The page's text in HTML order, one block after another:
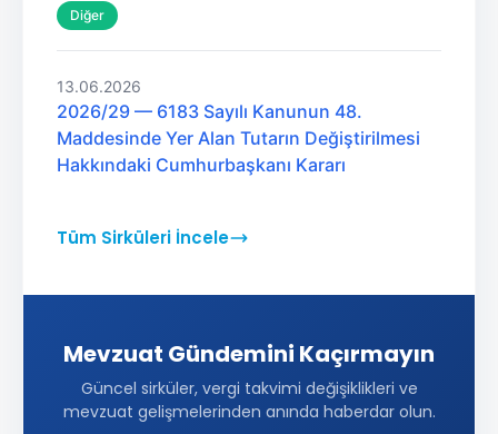
Diğer
13.06.2026
2026/29 — 6183 Sayılı Kanunun 48.
Maddesinde Yer Alan Tutarın Değiştirilmesi
Hakkındaki Cumhurbaşkanı Kararı
Tüm Sirküleri İncele
Mevzuat Gündemini Kaçırmayın
Güncel sirküler, vergi takvimi değişiklikleri ve
mevzuat gelişmelerinden anında haberdar olun.